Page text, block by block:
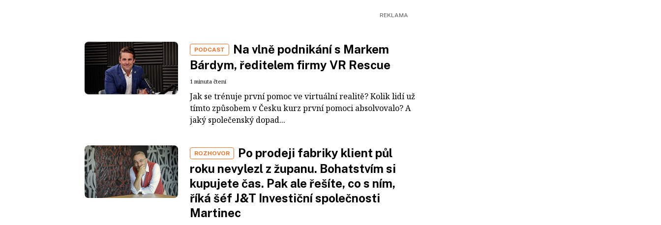
PODCAST
Na vlně podnikání s Markem
Bárdym, ředitelem firmy VR Rescue
1 minuta čtení
Jak se trénuje první pomoc ve virtuální realitě? Kolik lidí už
tímto způsobem v Česku kurz první pomoci absolvovalo? A
jaký společenský dopad...
ROZHOVOR
Po prodeji fabriky klient půl
roku nevylezl z županu. Bohatstvím si
kupujete čas. Pak ale řešíte, co s ním,
říká šéf J&T Investiční společnosti
Martinec